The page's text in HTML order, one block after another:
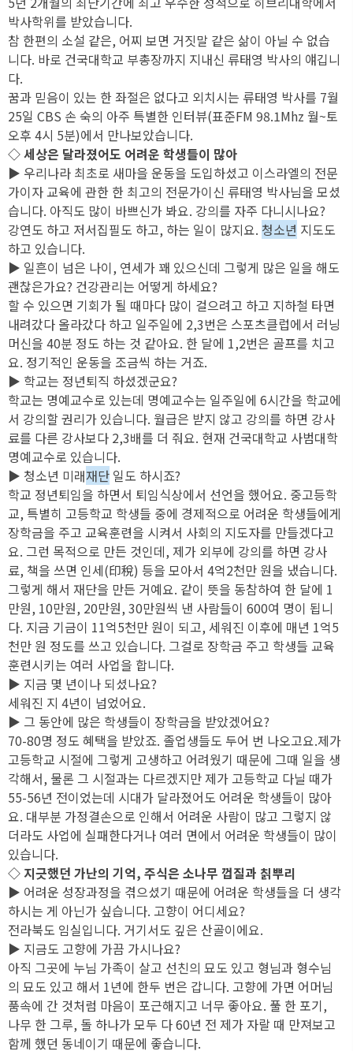
박사학위를 받았습니다.
참 한편의 소설 같은, 어찌 보면 거짓말 같은 삶이 아닐 수 없습
니다. 바로 건국대학교 부총장까지 지내신 류태영 박사의 얘깁니
다.
꿈과 믿음이 있는 한 좌절은 없다고 외치시는 류태영 박사를 7월
25일 CBS 손 숙의 아주 특별한 인터뷰(표준FM 98.1Mhz 월~토
오후 4시 5분)에서 만나보았습니다.
◇ 세상은 달라졌어도 어려운 학생들이 많아
▶ 우리나라 최초로 새마을 운동을 도입하셨고 이스라엘의 전문
가이자 교육에 관한 한 최고의 전문가이신 류태영 박사님을 모셨
습니다. 아직도 많이 바쁘신가 봐요. 강의를 자주 다니시나요?
강연도 하고 저서집필도 하고, 하는 일이 많지요. 청소년 지도도
하고 있습니다.
▶ 일흔이 넘은 나이, 연세가 꽤 있으신데 그렇게 많은 일을 해도
괜찮은가요? 건강관리는 어떻게 하세요?
할 수 있으면 기회가 될 때마다 많이 걸으려고 하고 지하철 타면
내려갔다 올라갔다 하고 일주일에 2,3번은 스포츠클럽에서 러닝
머신을 40분 정도 하는 것 같아요. 한 달에 1,2번은 골프를 치고
요. 정기적인 운동을 조금씩 하는 거죠.
▶ 학교는 정년퇴직 하셨겠군요?
학교는 명예교수로 있는데 명예교수는 일주일에 6시간을 학교에
서 강의할 권리가 있습니다. 월급은 받지 않고 강의를 하면 강사
료를 다른 강사보다 2,3배를 더 줘요. 현재 건국대학교 사범대학
명예교수로 있습니다.
▶ 청소년 미래재단 일도 하시죠?
학교 정년퇴임을 하면서 퇴임식상에서 선언을 했어요. 중고등학
교, 특별히 고등학교 학생들 중에 경제적으로 어려운 학생들에게
장학금을 주고 교육훈련을 시켜서 사회의 지도자를 만들겠다고
요. 그런 목적으로 만든 것인데, 제가 외부에 강의를 하면 강사
료, 책을 쓰면 인세(印稅) 등을 모아서 4억2천만 원을 냈습니다.
그렇게 해서 재단을 만든 거예요. 같이 뜻을 동참하여 한 달에 1
만원, 10만원, 20만원, 30만원씩 낸 사람들이 600여 명이 됩니
다. 지금 기금이 11억5천만 원이 되고, 세워진 이후에 매년 1억5
천만 원 정도를 쓰고 있습니다. 그걸로 장학금 주고 학생들 교육
훈련시키는 여러 사업을 합니다.
▶ 지금 몇 년이나 되셨나요?
세워진 지 4년이 넘었어요.
▶ 그 동안에 많은 학생들이 장학금을 받았겠어요?
70-80명 정도 혜택을 받았죠. 졸업생들도 두어 번 나오고요.제가
고등학교 시절에 그렇게 고생하고 어려웠기 때문에 그때 일을 생
각해서, 물론 그 시절과는 다르겠지만 제가 고등학교 다닐 때가
55-56년 전이었는데 시대가 달라졌어도 어려운 학생들이 많아
요. 대부분 가정결손으로 인해서 어려운 사람이 많고 그렇지 않
더라도 사업에 실패한다거나 여러 면에서 어려운 학생들이 많이
있습니다.
◇ 지긋했던 가난의 기억, 주식은 소나무 껍질과 칡뿌리
▶ 어려운 성장과정을 겪으셨기 때문에 어려운 학생들을 더 생각
하시는 게 아닌가 싶습니다. 고향이 어디세요?
전라북도 임실입니다. 거기서도 깊은 산골이에요.
▶ 지금도 고향에 가끔 가시나요?
아직 그곳에 누님 가족이 살고 선친의 묘도 있고 형님과 형수님
의 묘도 있고 해서 1년에 한두 번은 갑니다. 고향에 가면 어머님
품속에 간 것처럼 마음이 포근해지고 너무 좋아요. 풀 한 포기,
나무 한 그루, 돌 하나가 모두 다 60년 전 제가 자랄 때 만져보고
함께 했던 동네이기 때문에 좋습니다.